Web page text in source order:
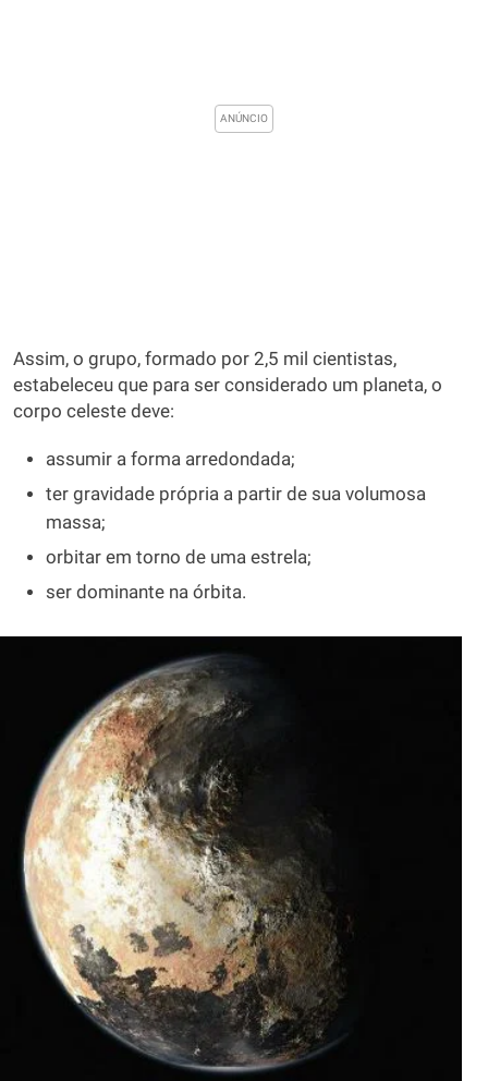
Assim, o grupo, formado por 2,5 mil cientistas,
estabeleceu que para ser considerado um planeta, o
corpo celeste deve:
assumir a forma arredondada;
ter gravidade própria a partir de sua volumosa
massa;
orbitar em torno de uma estrela;
ser dominante na órbita.